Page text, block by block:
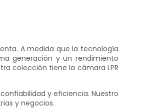
A medida que la tecnología
generación y un rendimiento
colección tiene la cámara LPR
y eficiencia. Nuestro
y negocios.